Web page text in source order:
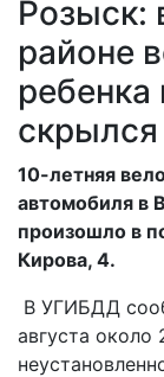
Розыск:
районе
ребенка
скрылся
10-летняя
автомобиля в
произошло в
Кирова, 4.
В УГИБДД
августа около